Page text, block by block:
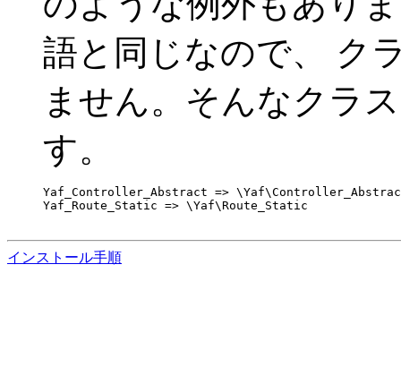
語と同じなので、 ク
ません。そんなクラ
す。
Yaf_Controller_Abstract =>
Yaf_Route_Static => \Yaf\Route_Static
インストール手順